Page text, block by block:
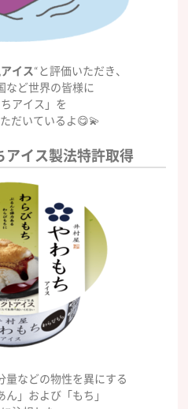
イス“と評価いただき、
など世界の皆様に
ちアイス」を
だいているよ😋💫
イス製法特許取得
量などの物性を異にする
ん」および「もち」